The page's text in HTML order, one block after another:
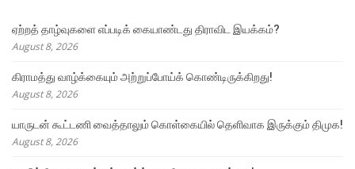
ஏற்றத் தாழ்வுகளை எப்படிக் கையாண்டது திராவிட இயக்கம்?
August 8, 2026
கிராமத்து வாழ்க்கையும் அற்றுப்போய்க் கொண்டிருக்கிறது!
August 8, 2026
யாருடன் கூட்டணி வைத்தாலும் கொள்கையில் தெளிவாக இருக்கும் திமுக!
August 8, 2026